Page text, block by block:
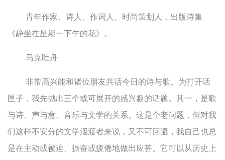
青年作家、诗人、作词人、时尚策划人，出版诗集
《静坐在星期一下午的花》。
马克吐舟
非常高兴能和诸位朋友共话今日的诗与歌。为打开话
匣子，我先抛出三个或可展开的感兴趣的话题。其一，是歌
与诗、声与意、音乐与文学的关系。这是个老问题，但对我
们这样不安分的文学泅渡者来说，又不可回避，我自己也总
是在主动或被迫、振奋或疲倦地做出应答。它可以从历史上